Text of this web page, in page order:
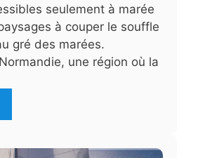
seulement à marée
à couper le souffle
gré des marées.
une région où la